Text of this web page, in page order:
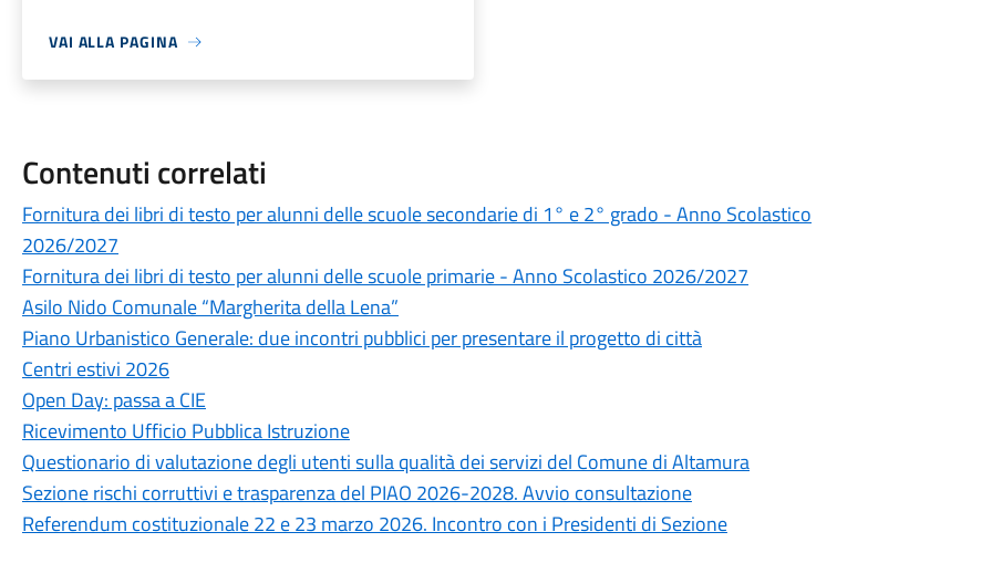
VAI ALLA PAGINA
Contenuti correlati
Fornitura dei libri di testo per alunni delle scuole secondarie di 1° e 2° grado - Anno Scolastico
2026/2027
Fornitura dei libri di testo per alunni delle scuole primarie - Anno Scolastico 2026/2027
Asilo Nido Comunale “Margherita della Lena”
Piano Urbanistico Generale: due incontri pubblici per presentare il progetto di città
Centri estivi 2026
Open Day: passa a CIE
Ricevimento Ufficio Pubblica Istruzione
Questionario di valutazione degli utenti sulla qualità dei servizi del Comune di Altamura
Sezione rischi corruttivi e trasparenza del PIAO 2026-2028. Avvio consultazione
Referendum costituzionale 22 e 23 marzo 2026. Incontro con i Presidenti di Sezione